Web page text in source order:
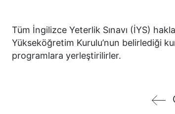
Tüm İngilizce Yeterlik Sınavı (İYS)
Yükseköğretim Kurulu’nun belirlediği
programlara yerleştirilirler.